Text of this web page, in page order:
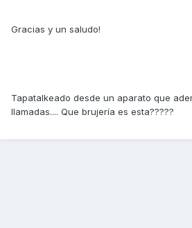
Gracias y un saludo!
Tapatalkeado desde un aparato que
llamadas.... Que brujería es esta?????